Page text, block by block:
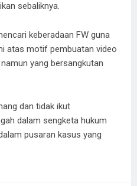
sebaliknya.
keberadaan FW guna
atas motif pembuatan video
yang bersangkutan
dan tidak ikut
dalam sengketa hukum
pusaran kasus yang